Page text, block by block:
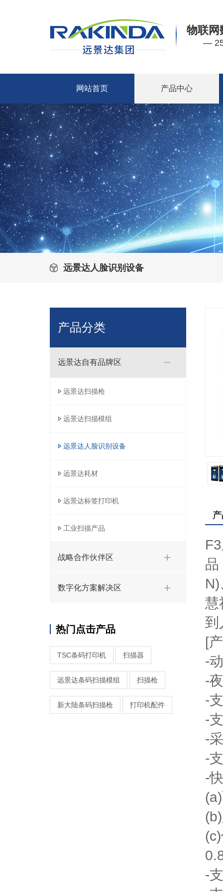
物联网
—
网站首页 产品中心
远景达人脸识别设备
产品分类
远景达自有品牌区
远景达扫描枪
远景达扫描模组
远景达人脸识别设备
远景达耗材
远景达标签打印机
工业扫描产品
战略合作伙伴区
数字化方案解决区
热门点击产品
TSC条码打印机 扫描器
远景达条码扫描模组 扫描枪
新大陆条码扫描枪 打印机配件
品
慧
到
[
-
-
-
-
-
-
-
-